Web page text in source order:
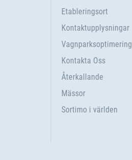
Etableringsort
Kontaktupplysningar
Vagnparksoptimering
Kontakta Oss
Återkallande
Mässor
Sortimo i världen